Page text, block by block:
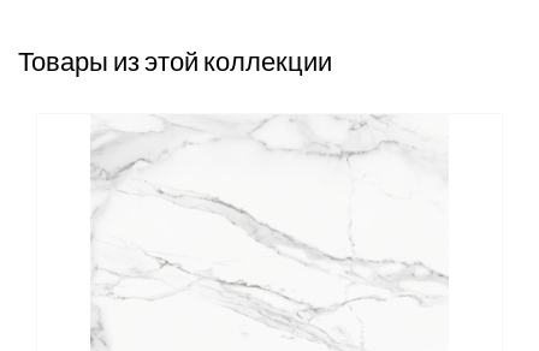
Товары из этой коллекции